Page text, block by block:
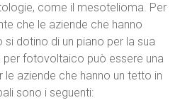
come il mesotelioma. Per
che le aziende che hanno
dotino di un piano per la sua
fotovoltaico può essere una
aziende che hanno un tetto in
sono i seguenti: